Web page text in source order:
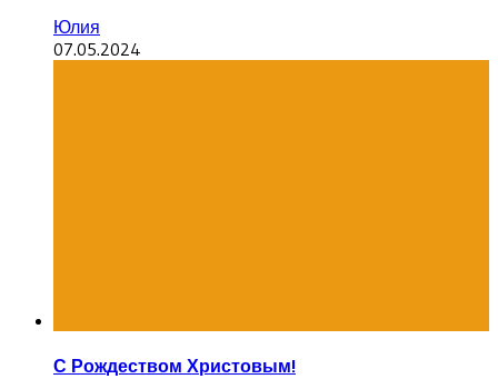
Юлия
07.05.2024
С Рождеством Христовым!